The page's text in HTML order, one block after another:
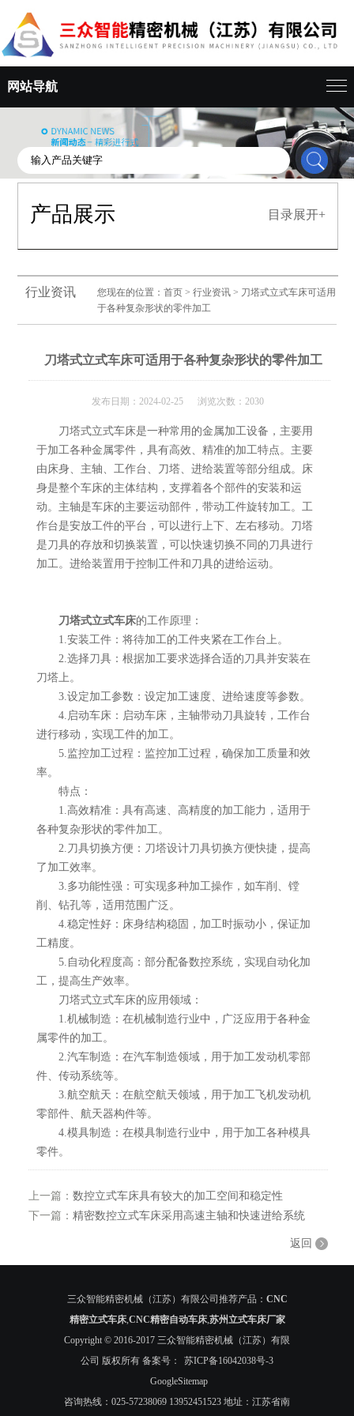
网站导航
产品展示 目录展开+
行业资讯 您现在的位置：首页 >行业资讯 > 刀塔式立式车床可适用
于各种复杂形状的零件加工
刀塔式立式车床可适用于各种复杂形状的零件加工
发布日期：2024-02-25 浏览次数：2030
刀塔式立式车床是一种常用的金属加工设备，主要用
于加工各种金属零件，具有高效、精准的加工特点。主要
由床身、主轴、工作台、刀塔、进给装置等部分组成。床
身是整个车床的主体结构，支撑着各个部件的安装和运
动。主轴是车床的主要运动部件，带动工件旋转加工。工
作台是安放工件的平台，可以进行上下、左右移动。刀塔
是刀具的存放和切换装置，可以快速切换不同的刀具进行
加工。进给装置用于控制工件和刀具的进给运动。
刀塔式立式车床的工作原理：
1.安装工件：将待加工的工件夹紧在工作台上。
2.选择刀具：根据加工要求选择合适的刀具并安装在
刀塔上。
3.设定加工参数：设定加工速度、进给速度等参数。
4.启动车床：启动车床，主轴带动刀具旋转，工作台
进行移动，实现工件的加工。
5.监控加工过程：监控加工过程，确保加工质量和效
率。
特点：
1.高效精准：具有高速、高精度的加工能力，适用于
各种复杂形状的零件加工。
2.刀具切换方便：刀塔设计刀具切换方便快捷，提高
了加工效率。
3.多功能性强：可实现多种加工操作，如车削、镗
削、钻孔等，适用范围广泛。
4.稳定性好：床身结构稳固，加工时振动小，保证加
工精度。
5.自动化程度高：部分配备数控系统，实现自动化加
工，提高生产效率。
刀塔式立式车床的应用领域：
1.机械制造：在机械制造行业中，广泛应用于各种金
属零件的加工。
2.汽车制造：在汽车制造领域，用于加工发动机零部
件、传动系统等。
3.航空航天：在航空航天领域，用于加工飞机发动机
零部件、航天器构件等。
4.模具制造：在模具制造行业中，用于加工各种模具
零件。
上一篇： 数控立式车床具有较大的加工空间和稳定性
下一篇： 精密数控立式车床采用高速主轴和快速进给系统
返回
三众智能精密机械（江苏）有限公司推荐产品： CNC
精密立式车床,CNC精密自动车床,苏州立式车床厂家
Copyright © 2016-2017 三众智能精密机械（江苏）有限
公司 版权所有 备案号：
苏ICP备16042038号-3
GoogleSitemap
咨询热线：025-57238069 13952451523 地址：江苏省南